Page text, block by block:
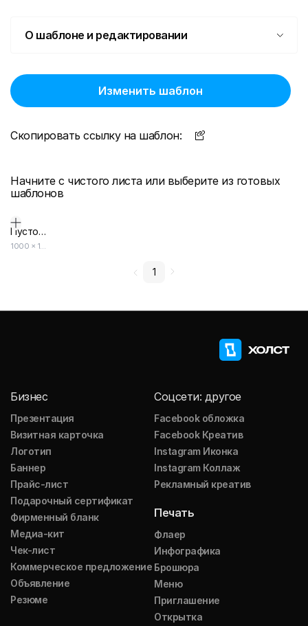
О шаблоне и редактировании
Изменить шаблон
Скопировать ссылку на шаблон:
Начните с чистого листа или выберите из готовых
шаблонов
Пустой дизайн-макет
1000 × 1000
1
Бизнес
Презентация
Визитная карточка
Логотип
Баннер
Прайс-лист
Подарочный сертификат
Фирменный бланк
Медиа-кит
Чек-лист
Коммерческое предложение
Объявление
Резюме
Соцсети: другое
Facebook обложка
Facebook Креатив
Instagram Иконка
Instagram Коллаж
Рекламный креатив
Печать
Флаер
Инфографика
Брошюра
Меню
Приглашение
Открытка